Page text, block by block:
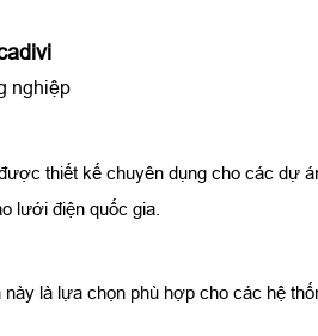
nghiệp
thiết kế chuyên dụng cho các dự
lưới điện quốc gia.
này là lựa chọn phù hợp cho các hệ